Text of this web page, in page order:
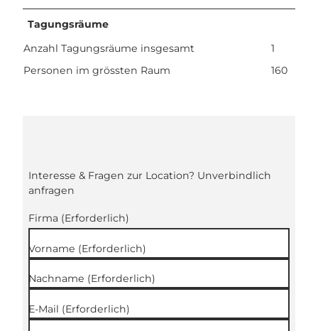
Tagungsräume
Anzahl Tagungsräume insgesamt
1
Personen im grössten Raum
160
Interesse & Fragen zur Location? Unverbindlich
anfragen
Firma (Erforderlich)
Vorname (Erforderlich)
Nachname (Erforderlich)
E-Mail (Erforderlich)